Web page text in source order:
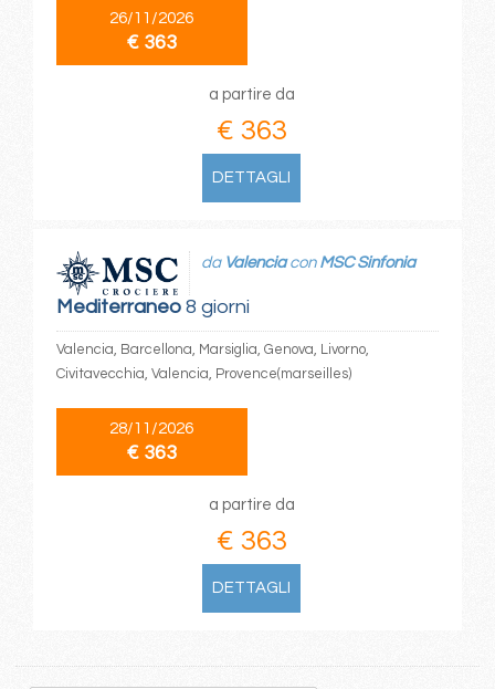
26/11/2026
€ 363
a partire da
€ 363
DETTAGLI
Mediterraneo8 giorni
da Valenciacon MSC Sinfonia
Valencia, Barcellona, Marsiglia, Genova, Livorno,
Civitavecchia, Valencia, Provence(marseilles)
28/11/2026
€ 363
a partire da
€ 363
DETTAGLI